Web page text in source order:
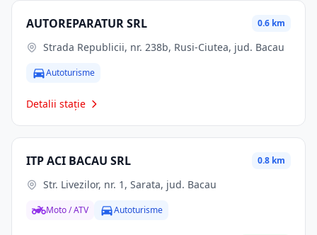
AUTOREPARATUR SRL 0.6 km
Strada Republicii, nr. 238b, Rusi-Ciutea, jud. Bacau
Autoturisme
Detalii stație
ITP ACI BACAU SRL 0.8 km
Str. Livezilor, nr. 1, Sarata, jud. Bacau
Moto / ATV Autoturisme